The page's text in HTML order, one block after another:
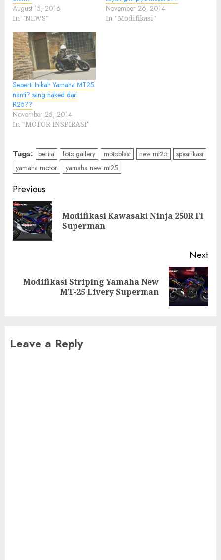
August 15, 2016
In "NEWS"
November 26, 2014
In "Modifikasi"
Seperti Inikah Yamaha MT25
nanti? sang naked dari
R25??
November 25, 2014
In "MOTOR INSPIRASI"
Tags: berita foto gallery motoblast new mt25
spesifikasi
yamaha motor
yamaha new mt25
Post
navigation
Previous
Modifikasi Kawasaki Ninja 250R Fi
Superman
Next
Next
Modifikasi Striping Yamaha New
MT-25 Livery Superman
Leave a Reply